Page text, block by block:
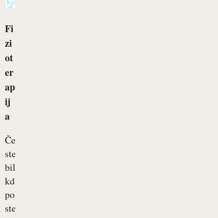
Fi
zi
ot
er
ap
ij
a
Če
ste
bili
kdaj
poškodovani,
ste